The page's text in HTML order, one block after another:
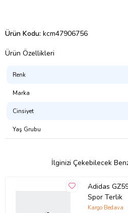
Ürün Kodu: kcm47906756
Ürün Özellikleri
Renk
Marka
Cinsiyet
Yaş Grubu
İlginizi Çekebilecek
Adidas
Spor Terlik
Kargo Bedava